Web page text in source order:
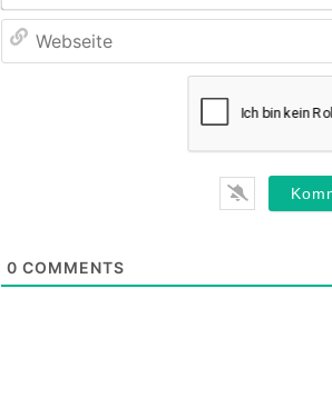
0 COMMENTS